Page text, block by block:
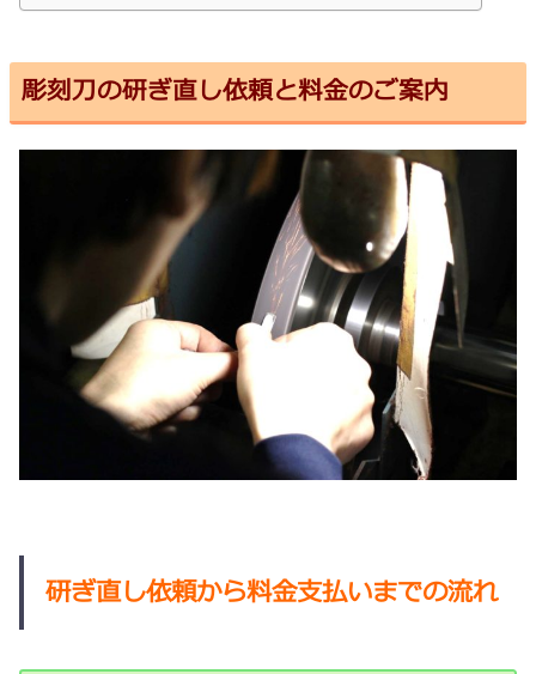
彫刻刀の研ぎ直し依頼と料金のご案内
研ぎ直し依頼から料金支払いまでの流れ